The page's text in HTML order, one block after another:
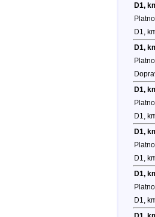
D1,
D1,
D1,
D1,
D1,
D1,
D1,
D1,
D1,